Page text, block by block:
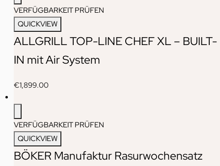
VERFÜGBARKEIT PRÜFEN
QUICKVIEW
ALLGRILL TOP-LINE CHEF XL – BUILT-
IN mit Air System
€1,899.00
VERFÜGBARKEIT PRÜFEN
QUICKVIEW
BÖKER Manufaktur Rasurwochensatz